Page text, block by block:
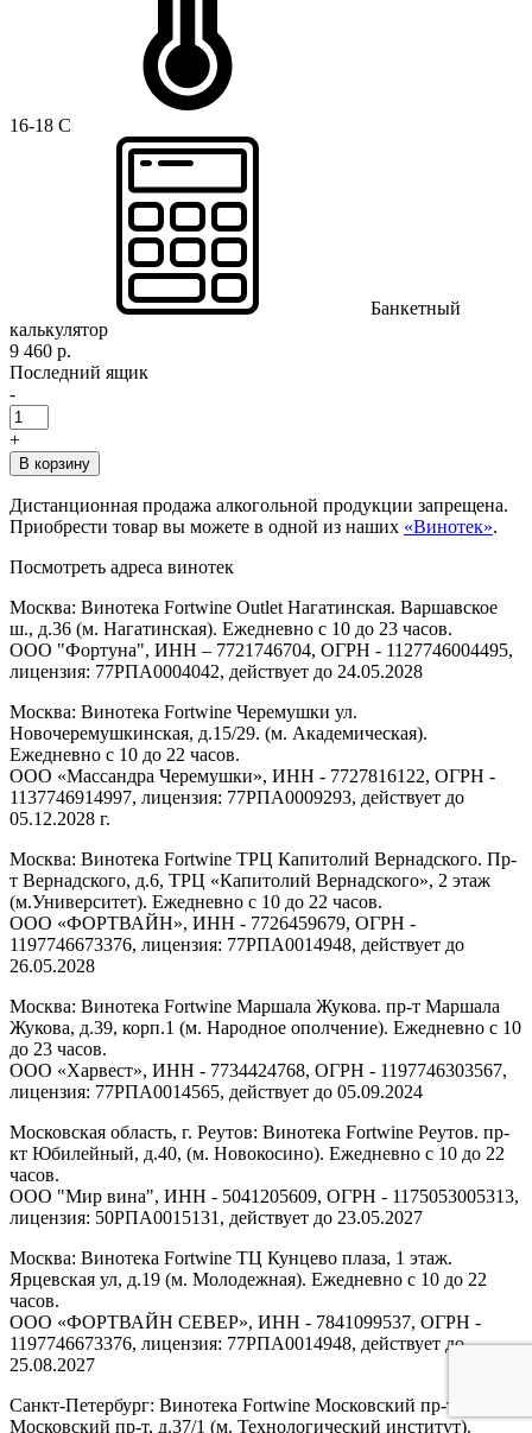
16-18 C
Банкетный
калькулятор
9 460 р.
Последний ящик
-
+
В корзину
Дистанционная продажа алкогольной продукции запрещена.
Приобрести товар вы можете в одной из наших «Винотек».
Посмотреть адреса винотек
Москва: Винотека Fortwine Outlet Нагатинская. Варшавское
ш., д.36 (м. Нагатинская). Ежедневно с 10 до 23 часов.
ООО "Фортуна", ИНН – 7721746704, ОГРН - 1127746004495,
лицензия: 77РПА0004042, действует до 24.05.2028
Москва: Винотека Fortwine Черемушки ул.
Новочеремушкинская, д.15/29. (м. Академическая).
Ежедневно с 10 до 22 часов.
ООО «Массандра Черемушки», ИНН - 7727816122, ОГРН -
1137746914997, лицензия: 77РПА0009293, действует до
05.12.2028 г.
Москва: Винотека Fortwine ТРЦ Капитолий Вернадского. Пр-
т Вернадского, д.6, ТРЦ «Капитолий Вернадского», 2 этаж
(м.Университет). Ежедневно с 10 до 22 часов.
ООО «ФОРТВАЙН», ИНН - 7726459679, ОГРН -
1197746673376, лицензия: 77РПА0014948, действует до
26.05.2028
Москва: Винотека Fortwine Маршала Жукова. пр-т Маршала
Жукова, д.39, корп.1 (м. Народное ополчение). Ежедневно с 10
до 23 часов.
ООО «Харвест», ИНН - 7734424768, ОГРН - 1197746303567,
лицензия: 77РПА0014565, действует до 05.09.2024
Московская область, г. Реутов: Винотека Fortwine Реутов. пр-
кт Юбилейный, д.40, (м. Новокосино). Ежедневно с 10 до 22
часов.
ООО "Мир вина", ИНН - 5041205609, ОГРН - 1175053005313,
лицензия: 50РПА0015131, действует до 23.05.2027
Москва: Винотека Fortwine ТЦ Кунцево плаза, 1 этаж.
Ярцевская ул, д.19 (м. Молодежная). Ежедневно с 10 до 22
часов.
ООО «ФОРТВАЙН СЕВЕР», ИНН - 7841099537, ОГРН -
1197746673376, лицензия: 77РПА0014948, действует до
25.08.2027
Санкт-Петербург: Винотека Fortwine Московский пр-т.
Московский пр-т, д.37/1 (м. Технологический институт).